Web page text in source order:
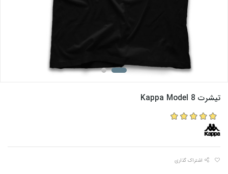
تیشرت Kappa Model 8
اشتراک گذاری